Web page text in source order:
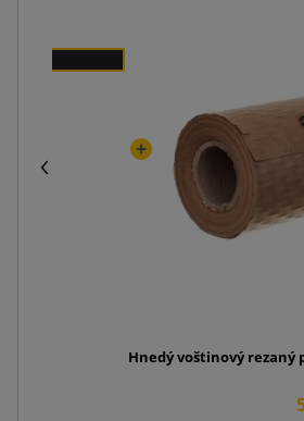
Hnedý voštinový rezaný